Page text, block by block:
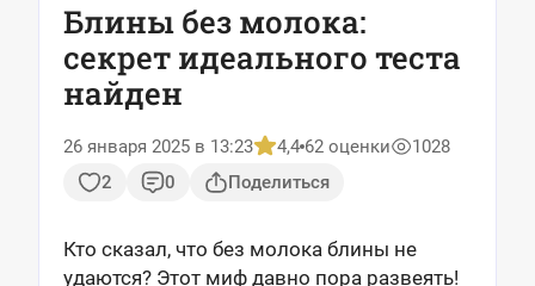
Блины без молока:
секрет идеального теста
найден
26 января 2025 в 13:23 4,4 62 оценки
1028
2
0 Поделиться
Кто сказал, что без молока блины не
удаются? Этот миф давно пора развеять!